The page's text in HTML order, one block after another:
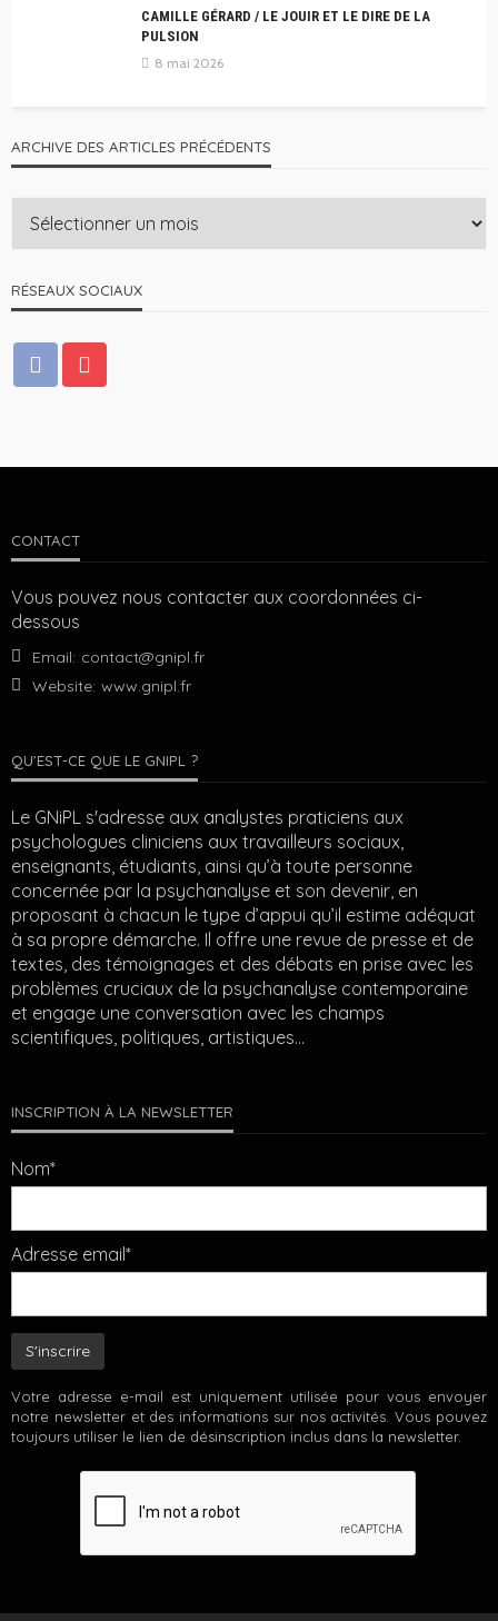
CAMILLE GÉRARD / LE JOUIR ET LE DIRE DE LA
PULSION
8 mai 2026
ARCHIVE DES ARTICLES PRÉCÉDENTS
RÉSEAUX SOCIAUX
CONTACT
Vous pouvez nous contacter aux coordonnées ci-
dessous
Email: contact@gnipl.fr
Website: www.gnipl.fr
QU’EST-CE QUE LE GNIPL ?
Le GNiPL s'adresse aux analystes praticiens aux
psychologues cliniciens aux travailleurs sociaux,
enseignants, étudiants, ainsi qu’à toute personne
concernée par la psychanalyse et son devenir, en
proposant à chacun le type d’appui qu’il estime adéquat
à sa propre démarche. Il offre une revue de presse et de
textes, des témoignages et des débats en prise avec les
problèmes cruciaux de la psychanalyse contemporaine
et engage une conversation avec les champs
scientifiques, politiques, artistiques…
INSCRIPTION À LA NEWSLETTER
Nom*
Adresse email*
Votre adresse e-mail est uniquement utilisée pour vous envoyer
notre newsletter et des informations sur nos activités. Vous pouvez
toujours utiliser le lien de désinscription inclus dans la newsletter.